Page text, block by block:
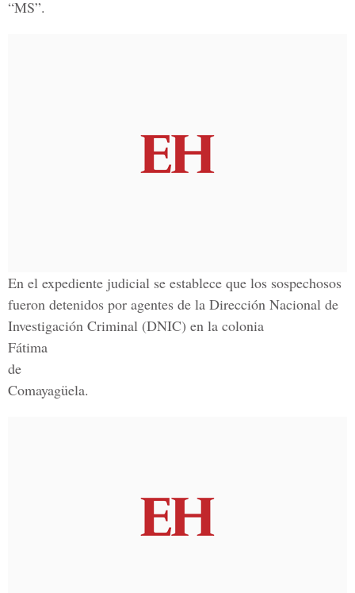
“MS”.
En el expediente judicial se establece que los sospechosos
fueron detenidos por agentes de la Dirección Nacional de
Investigación Criminal (DNIC) en la colonia
Fátima
de
Comayagüela.